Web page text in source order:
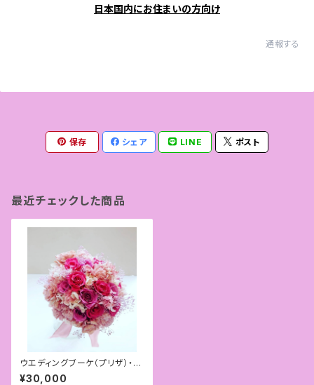
日本国内にお住まいの方向け
通報する
保存 シェア LINE ポスト
最近チェックした商品
ウエディングブーケ（プリザ）・ブ
ートニアセット
¥30,000